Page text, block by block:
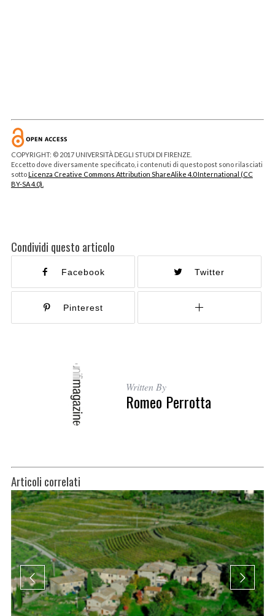
COPYRIGHT: © 2017 UNIVERSITÀ DEGLI STUDI DI FIRENZE.
Eccetto dove diversamente specificato, i contenuti di questo post sono rilasciati
sottoLicenza Creative Commons Attribution ShareAlike 4.0 International (CC
BY-SA 4.0).
Condividi questo articolo
Facebook Twitter
Pinterest
Written By
Romeo Perrotta
Articoli correlati